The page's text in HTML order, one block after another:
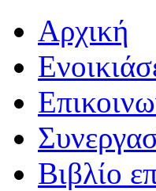
Αρχική
Βιβλίο